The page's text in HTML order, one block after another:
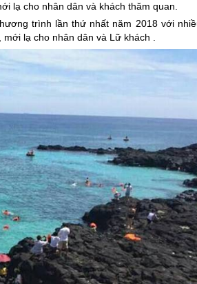
lạ cho nhân dân và khách thăm quan.
trình lần thứ nhất năm 2018 với
lạ cho nhân dân và Lữ khách .